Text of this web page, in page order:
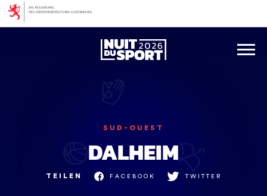
skip_to_content
SUD-OUEST
DALHEIM
TEILEN FACEBOOK TWITTER